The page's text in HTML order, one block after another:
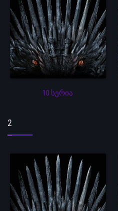
10 სერია
2